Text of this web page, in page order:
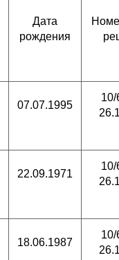
Дата
рождения
07.07.1995
10/
22.09.1971
10/
18.06.1987
10/